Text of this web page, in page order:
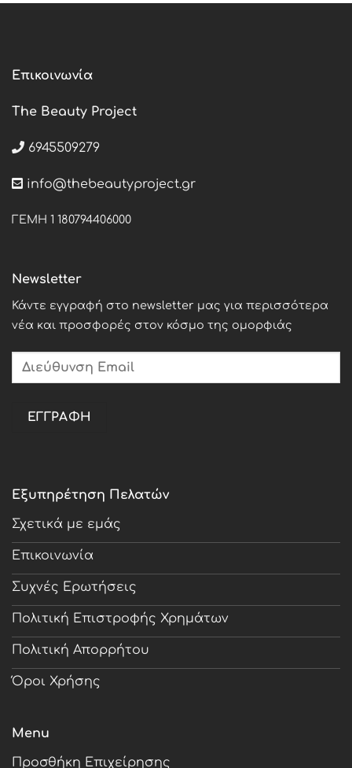
Επικοινωνία
The Beauty Project
6945509279
info@thebeautyproject.gr
ΓΕΜΗ 1 180794406000
Εξυπηρέτηση Πελατών
Σχετικά με εμάς
Επικοινωνία
Συχνές Ερωτήσεις
Πολιτική Επιστροφής Χρημάτων
Πολιτική Απορρήτου
Όροι Χρήσης
Menu
Προσθήκη Επιχείρησης
Newsletter
Κάντε εγγραφή στο newsletter μας για περισσότερα
νέα και προσφορές στον κόσμο της ομορφιάς